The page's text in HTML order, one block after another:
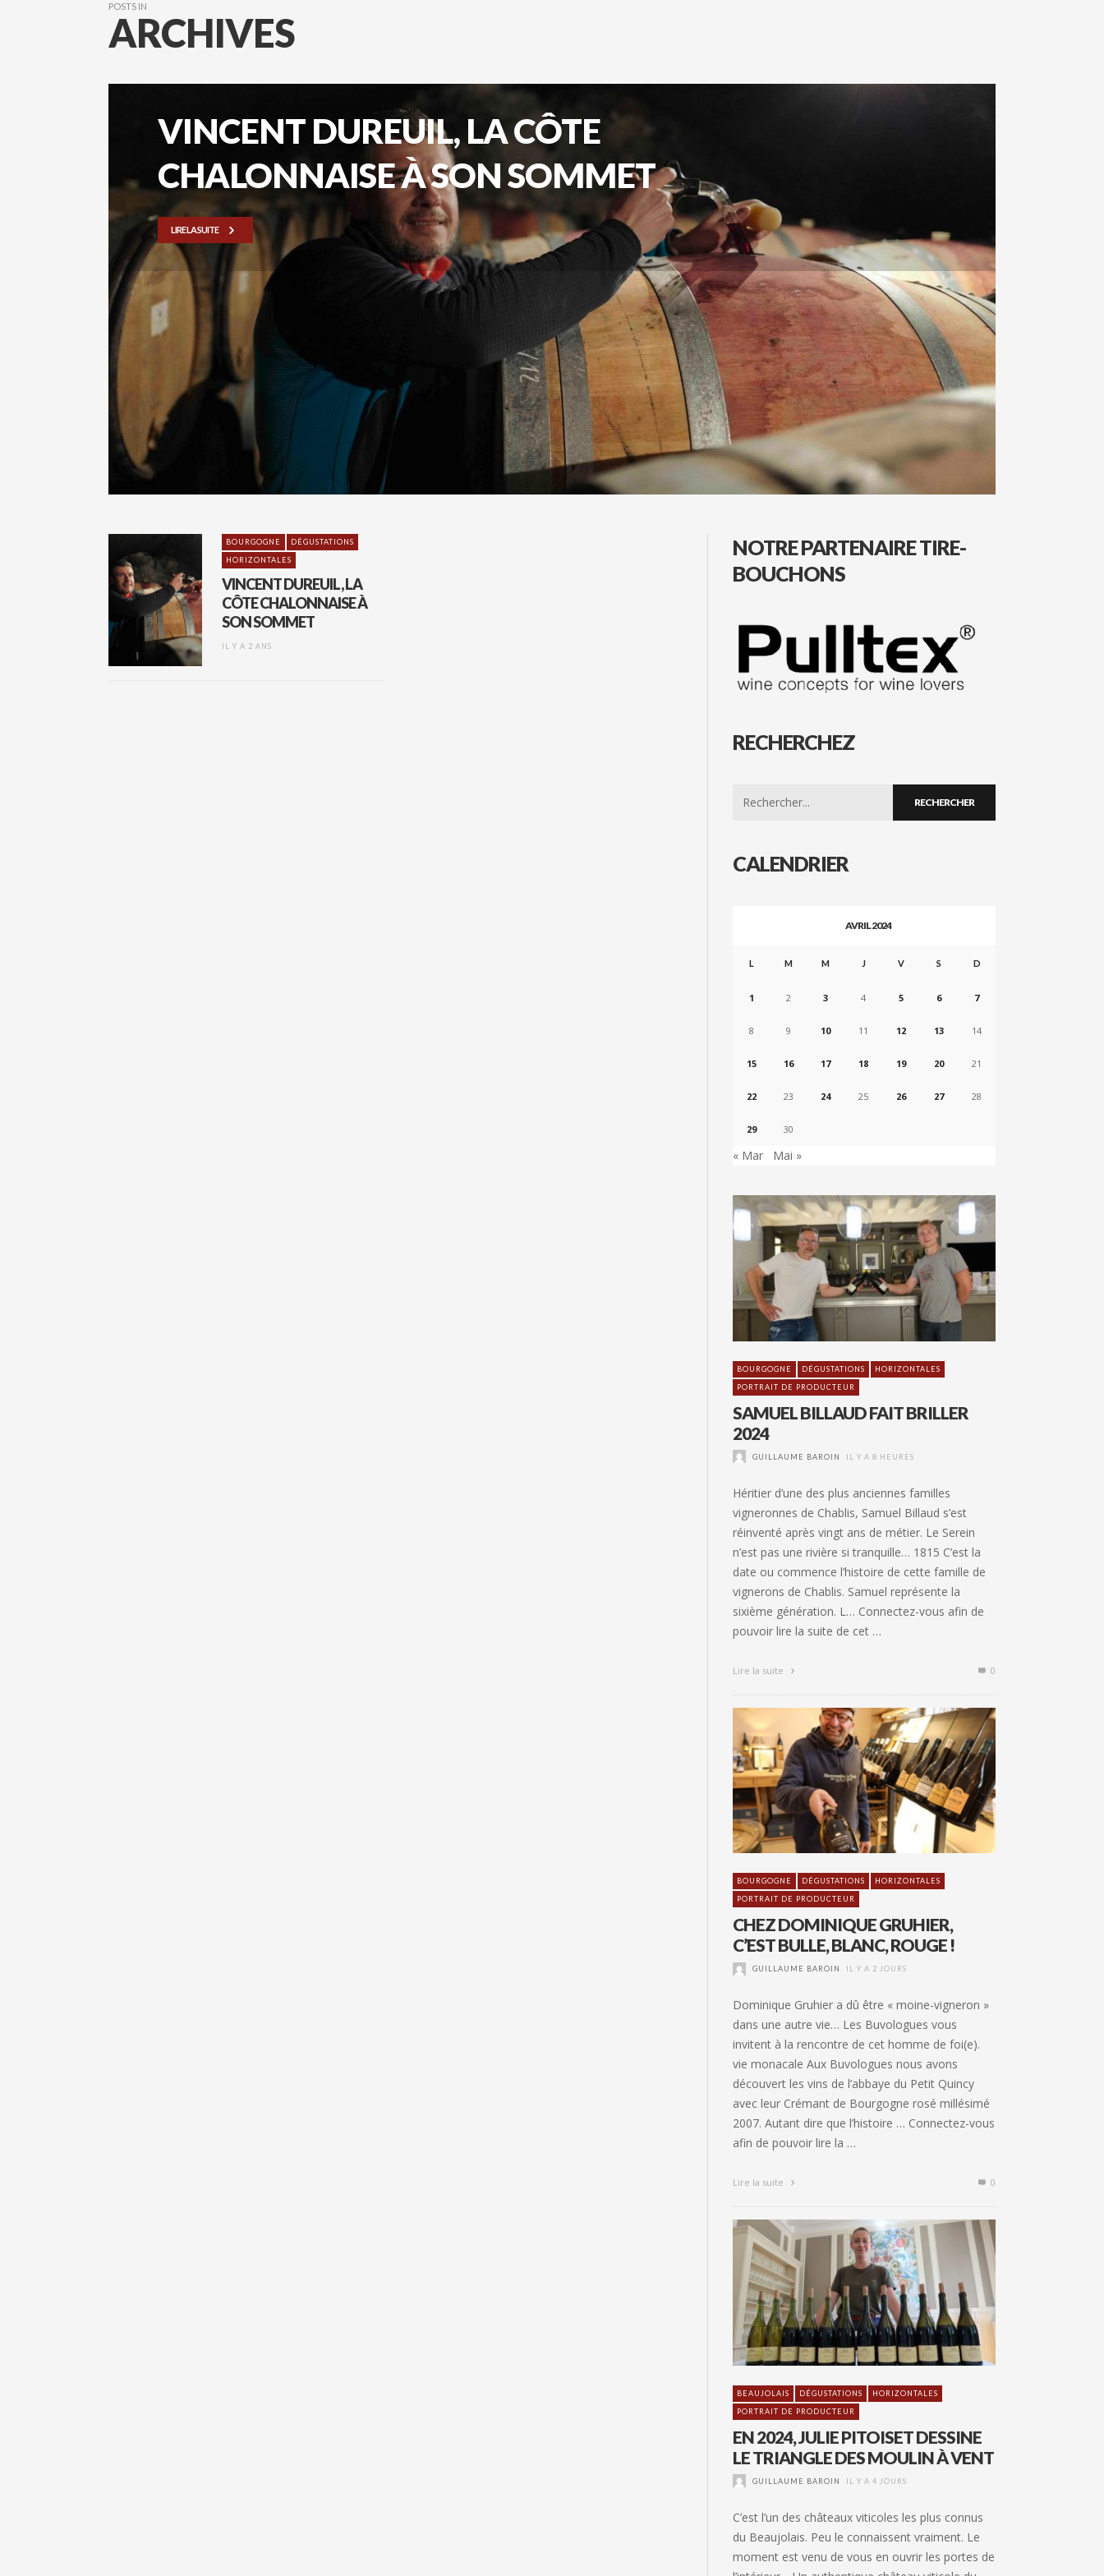
POSTS IN
ARCHIVES
VINCENT DUREUIL, LA CÔTE
CHALONNAISE À SON SOMMET
LIRE LA SUITE
BOURGOGNE
DÉGUSTATIONS
HORIZONTALES
VINCENT DUREUIL, LA
CÔTE CHALONNAISE À
SON SOMMET
IL Y A 2 ANS
NOTRE PARTENAIRE TIRE-
BOUCHONS
RECHERCHEZ
CALENDRIER
AVRIL 2024
L M M J V S D
1 2 3 4 5 6 7
8 9 10 11 12 13 14
15 16 17 18 19 20 21
22 23 24 25 26 27 28
29 30
« Mar Mai »
BOURGOGNE DÉGUSTATIONS
HORIZONTALES
PORTRAIT DE PRODUCTEUR
SAMUEL BILLAUD FAIT BRILLER
2024
GUILLAUME BAROIN IL Y A 8 HEURES
Héritier d’une des plus anciennes familles
vigneronnes de Chablis, Samuel Billaud s’est
réinventé après vingt ans de métier. Le Serein
n’est pas une rivière si tranquille… 1815 C’est la
date ou commence l’histoire de cette famille de
vignerons de Chablis. Samuel représente la
sixième génération. L… Connectez-vous afin de
pouvoir lire la suite de cet …
Lire la suite 0
BOURGOGNE DÉGUSTATIONS
HORIZONTALES
PORTRAIT DE PRODUCTEUR
CHEZ DOMINIQUE GRUHIER,
C’EST BULLE, BLANC, ROUGE !
GUILLAUME BAROIN IL Y A 2 JOURS
Dominique Gruhier a dû être « moine-vigneron »
dans une autre vie… Les Buvologues vous
invitent à la rencontre de cet homme de foi(e).
vie monacale Aux Buvologues nous avons
découvert les vins de l’abbaye du Petit Quincy
avec leur Crémant de Bourgogne rosé millésimé
2007. Autant dire que l’histoire … Connectez-vous
afin de pouvoir lire la …
Lire la suite 0
BEAUJOLAIS DÉGUSTATIONS
HORIZONTALES
PORTRAIT DE PRODUCTEUR
EN 2024, JULIE PITOISET DESSINE
LE TRIANGLE DES MOULIN À VENT
GUILLAUME BAROIN IL Y A 4 JOURS
C’est l’un des châteaux viticoles les plus connus
du Beaujolais. Peu le connaissent vraiment. Le
moment est venu de vous en ouvrir les portes de